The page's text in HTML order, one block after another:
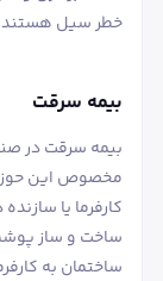
خطر سیل
بیمه سرقت
بیمه سرقت در
مخصوص این حوزه
کارفرما یا
ساخت و ساز
ساختمان به